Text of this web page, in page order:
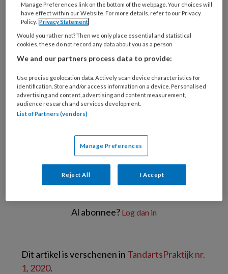
parodontaal ligament. Dit zou zeer
lokale parodontale afbraak en
furcatieproblematiek kunnen
verklaren. Deze aanname geniet
ondersteuning1,2.
Bekijk de mogelijkheden
Al abonnee? Log dan in
Dit artikel is verschenen in TandartsPraktijk nr.
1, 2020.
Manage Preferences link on the bottom of the webpage. Your choices will
have effect within our Website. For more details, refer to our Privacy
Policy. Privacy Statement
Would you rather not? Then we only place essential and statistical
cookies, these do not record any data about you as a person
We and our partners process data to provide:
Use precise geolocation data. Actively scan device characteristics for
identification. Store and/or access information on a device. Personalised
advertising and content, advertising and content measurement,
audience research and services development.
List of Partners (vendors)
Manage Preferences
Reject All I Accept